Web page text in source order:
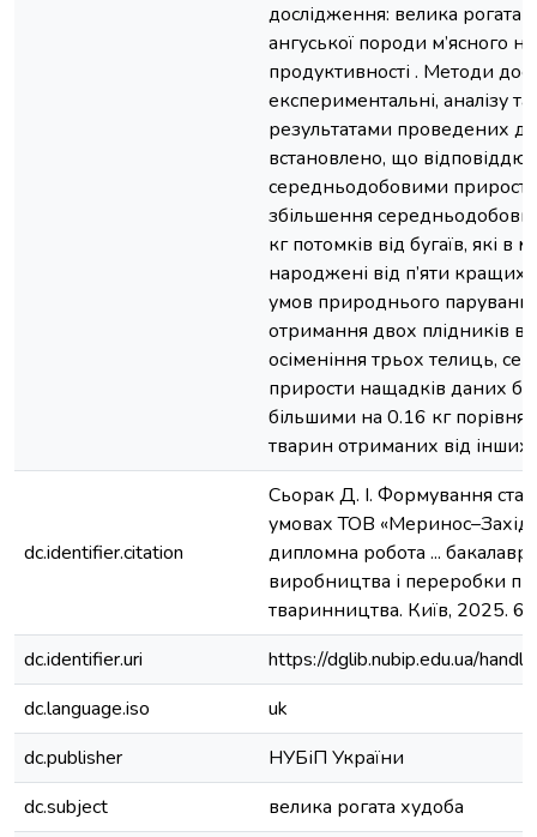
дослідження: велика рогата
ангуської породи м’ясного
продуктивності . Методи
експериментальні, аналізу
результатами проведених
встановлено, що відповіддю
середньодобовими
збільшення
кг потомків від бугаїв, які в
народжені від п’яти кращих
умов природнього
отримання двох плідників
осіменіння трьох телиць,
прирости нащадків даних
більшими на 0.16 кг
тварин отриманих від інших
dc.identifier.citation
Сьорак Д. І. Формування
умовах ТОВ «Меринос–Захід»
дипломна робота ...
виробництва і переробки
тваринництва. Київ, 2025.
dc.identifier.uri
https://dglib.nubip.edu.ua/
dc.language.iso
uk
dc.publisher
НУБіП України
dc.subject
велика рогата худоба